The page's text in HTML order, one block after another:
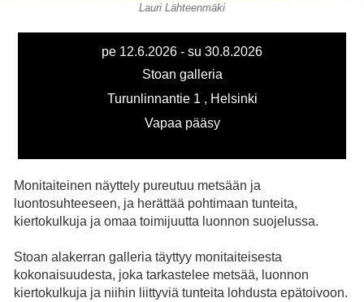
Lauri Lähteenmäki
pe 12.6.2026 - su 30.8.2026
Stoan galleria
Turunlinnantie 1 , Helsinki
Vapaa pääsy
Monitaiteinen näyttely pureutuu metsään ja
luontosuhteeseen, ja herättää pohtimaan tunteita,
kiertokulkuja ja omaa toimijuutta luonnon suojelussa.
Stoan alakerran galleria täyttyy monitaiteisesta
kokonaisuudesta, joka tarkastelee metsää, luonnon
kiertokulkuja ja niihin liittyviä tunteita lohdusta epätoivoon.